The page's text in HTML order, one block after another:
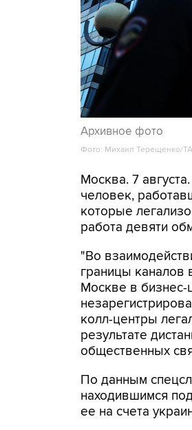
Архивное фото
Фото: Михаил Терещенко/
Москва. 7
человек,
которые
работа девяти
"Во
границы каналов
Москве в
колл-центры
результате
общественных
По данным
находившимся
ее на счета